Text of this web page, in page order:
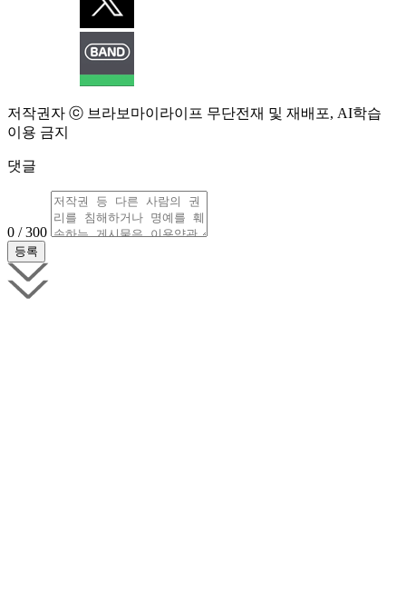
저작권자 ⓒ 브라보마이라이프 무단전재 및 재배포, AI학습
이용 금지
댓글
0 / 300